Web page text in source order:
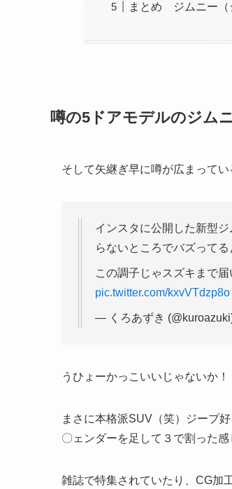
まとめ ジムニー（
噂の5ドアモデルのジム
そして矢継ぎ早に噂が広まって
インスタに公開した新型
らないところでバズってる
この調子じゃスズキまで届
pic.twitter.com/kxvVTdzp8o
— くろあずき
うひょーかっこいいじゃないか！
まさに本格派SUV（笑）ジープ
〇ェンダーを足して３で割った感
雑誌で特集されていたり、CG加